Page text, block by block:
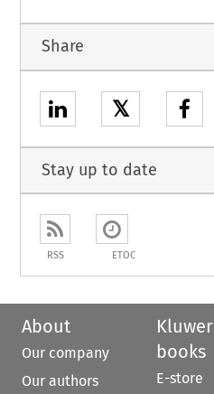
Share
𝕏
Stay up to date
RSS ETOC
About
Our company
Our authors
Kluwer
books
E-store